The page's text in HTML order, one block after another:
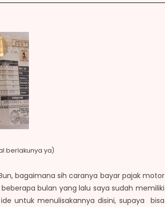
berlakunya ya)
bagaimana sih caranya bayar pajak motor
bulan yang lalu saya sudah memiliki
untuk menulisakannya disini, supaya bisa